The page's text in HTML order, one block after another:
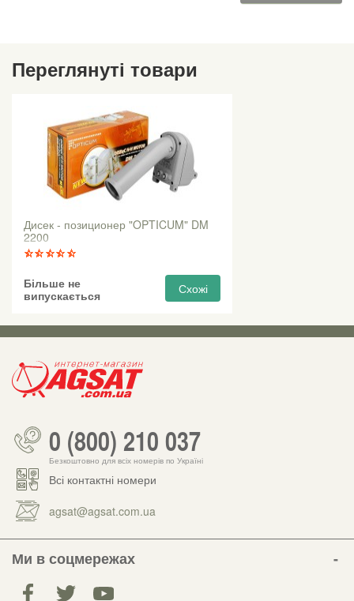
Переглянуті товари
Дисек - позиционер "OPTICUM" DM
2200
Більше не
випускається
Схожі
0 (800) 210 037
Безкоштовно для всіх номерів по Україні
Всі контактні номери
agsat@agsat.com.ua
Ми в соцмережах